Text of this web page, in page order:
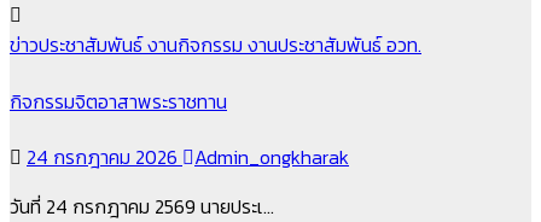
ข่าวประชาสัมพันธ์งานกิจกรรม งานประชาสัมพันธ์อวท.
กิจกรรมจิตอาสาพระราชทาน
24 กรกฎาคม 2026
Admin_ongkharak
วันที่ 24 กรกฎาคม 2569 นายประเ…